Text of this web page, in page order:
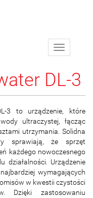
Toggle
navigation
DL-3
3 to urządzenie, które
ultraczystej, łącząc
utrzymania. Solidna
sprawiają, że sprzęt
każdego nowoczesnego
działalności. Urządzenie
wymagających
w kwestii czystości
Dzięki zastosowaniu